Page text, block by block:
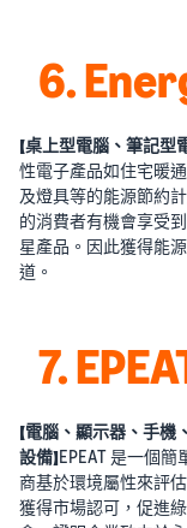
6.
【桌上型電腦、筆記型
性電子產品如住宅暖
及燈具等的能源節約
的消費者有機會享受
星產品。因此獲得能
道。
7.
【電腦、顯示器、手
設備】EPEAT 是一個
商基於環境屬性來評
獲得市場認可，促進